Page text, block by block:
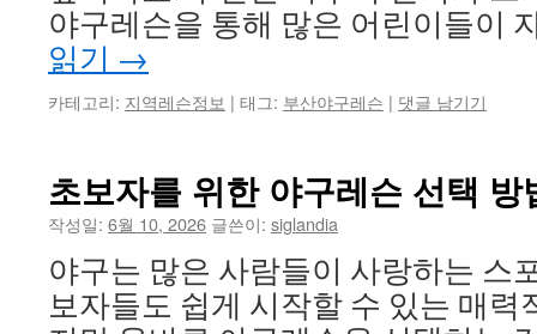
야구레슨을 통해 많은 어린이들이
읽기 →
카테고리: 지역레슨정보 | 태그: 부산야구레슨 | 댓글 남기기
초보자를 위한 야구레슨 선택 방
작성일: 6월 10, 2026 글쓴이: siglandia
야구는 많은 사람들이 사랑하는 스
보자들도 쉽게 시작할 수 있는 매력